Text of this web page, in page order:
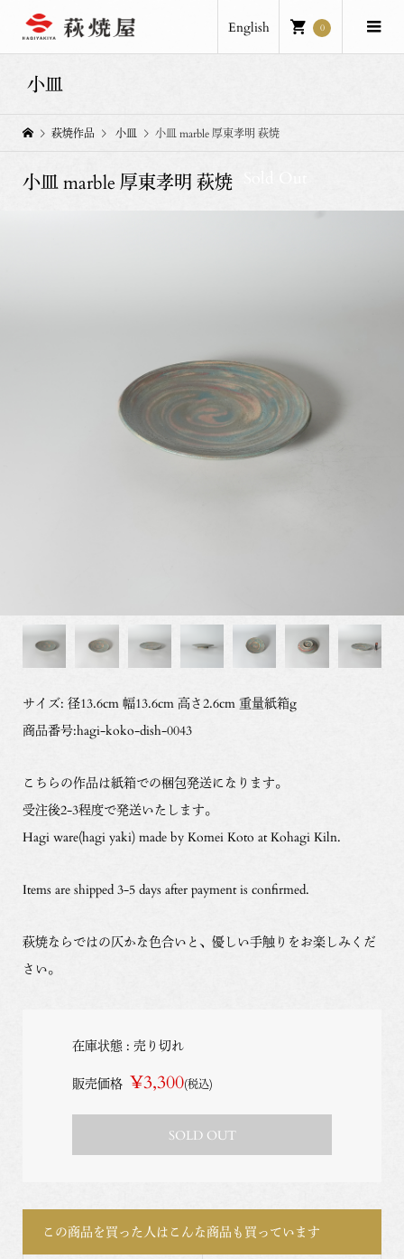
English 0
小皿
萩焼作品 小皿 小皿 marble 厚東孝明 萩焼
小皿 marble 厚東孝明 萩焼
サイズ: 径13.6cm 幅13.6cm 高さ2.6cm 重量紙箱g
商品番号:hagi-koko-dish-0043
こちらの作品は紙箱での梱包発送になります。
受注後2-3程度で発送いたします。
Hagi ware(hagi yaki) made by Komei Koto at Kohagi Kiln.
Items are shipped 3-5 days after payment is confirmed.
萩焼ならではの仄かな色合いと、優しい手触りをお楽しみくだ
さい。
在庫状態 : 売り切れ
販売価格 ¥3,300(税込)
SOLD OUT
この商品を買った人はこんな商品も買っています